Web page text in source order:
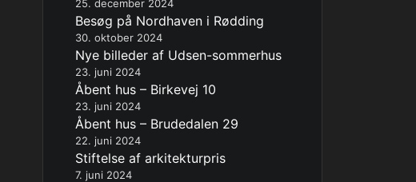
25. december 2024
Besøg på Nordhaven i Rødding
30. oktober 2024
Nye billeder af Udsen-sommerhus
23. juni 2024
Åbent hus – Birkevej 10
23. juni 2024
Åbent hus – Brudedalen 29
22. juni 2024
Stiftelse af arkitekturpris
7. juni 2024